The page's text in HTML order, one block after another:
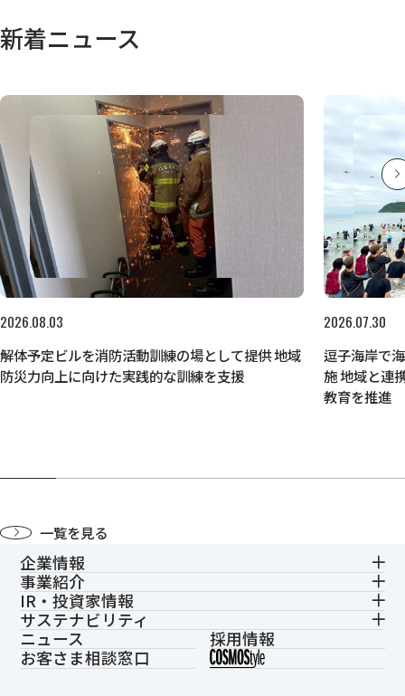
新着ニュース
2026.08.03
解体予定ビルを消防活動訓練の場として提供 地域
防災力向上に向けた実践的な訓練を支援
2026.07.30
逗子海岸で
施 地域と連
教育を推進
一覧を見る
企業情報
事業紹介
IR・投資家情報
サステナビリティ
ニュース
採用情報
お客さま相談窓口